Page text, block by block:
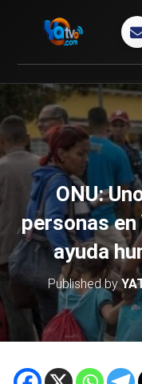
ONU:
personas
ayuda
Published by